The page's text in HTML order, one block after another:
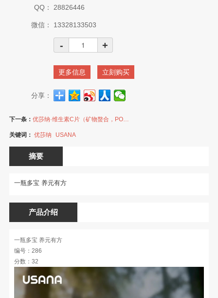
QQ： 28826446
微信： 13328133503
- +
更多信息 立刻购买
分享：
下一条： 优莎纳·维生素C片（矿物螯合，POLY C，150片装）
关键词：优莎纳 USANA
摘要
一瓶多宝 养元有方
产品介绍
一瓶多宝 养元有方
编号：286
分数：32